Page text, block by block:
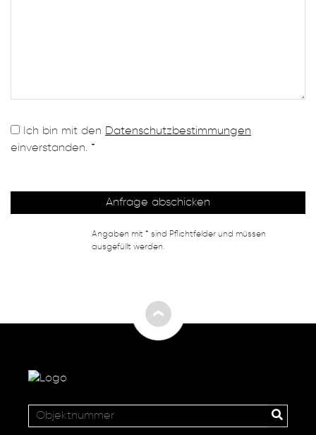
Ich bin mit den Datenschutzbestimmungen
einverstanden. *
Angaben mit * sind Pflichtfelder und müssen
ausgefüllt werden.